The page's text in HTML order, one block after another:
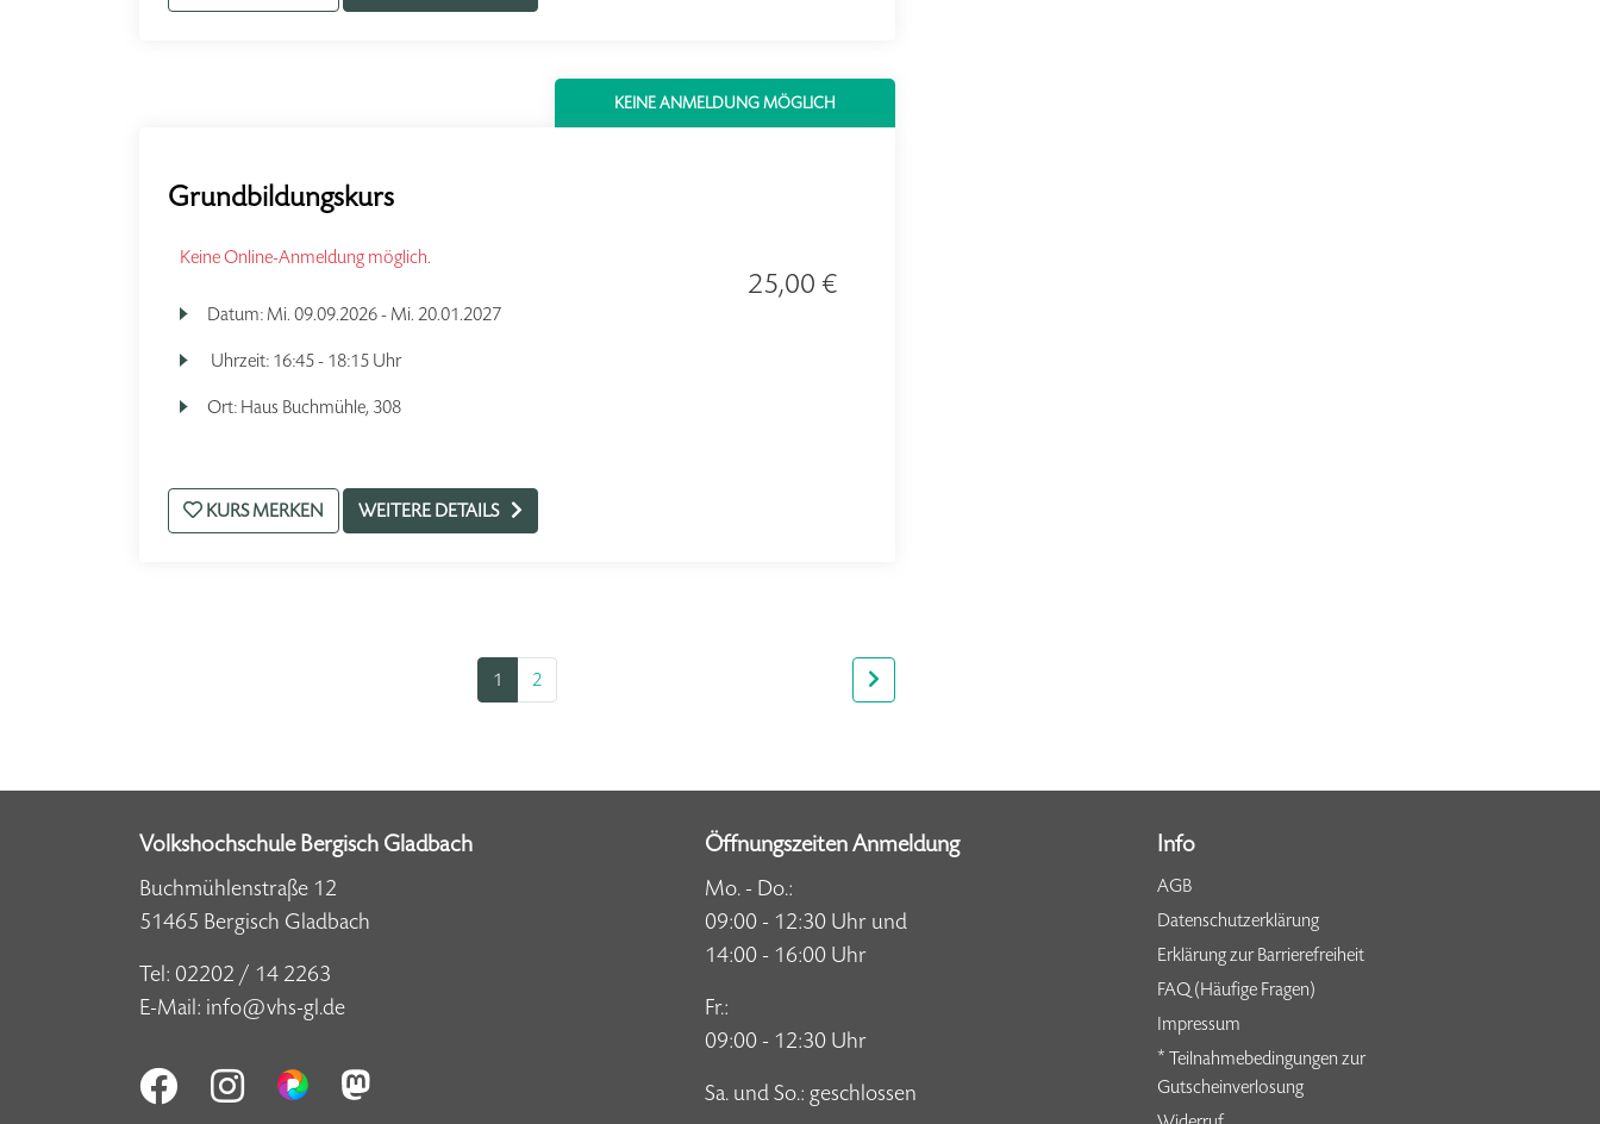
KEINE ANMELDUNG MÖGLICH
Grundbildungskurs
Keine Online-Anmeldung möglich.
Datum: Mi. 09.09.2026 - Mi. 20.01.2027
Uhrzeit: 16:45 - 18:15 Uhr
Ort: Haus Buchmühle, 308
25,00 €
KURS MERKEN WEITERE DETAILS
1 2
Volkshochschule Bergisch Gladbach
Buchmühlenstraße 12
51465 Bergisch Gladbach
Tel: 02202 / 14 2263
E-Mail: info@vhs-gl.de
Öffnungszeiten Anmeldung
Mo. - Do.:
09:00 - 12:30 Uhr und
14:00 - 16:00 Uhr
Fr.:
09:00 - 12:30 Uhr
Sa. und So.: geschlossen
Info
AGB
Datenschutzerklärung
Erklärung zur Barrierefreiheit
FAQ (Häufige Fragen)
Impressum
* Teilnahmebedingungen zur
Gutscheinverlosung